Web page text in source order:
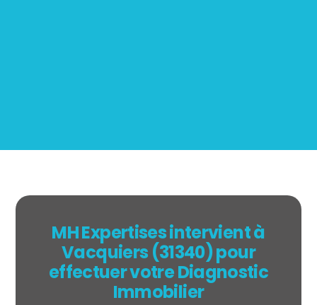
MH Expertises intervient à
Vacquiers (31340) pour
effectuer votre Diagnostic
Immobilier